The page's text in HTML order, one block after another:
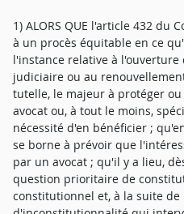
1) ALORS QUE l'article 432 du
à un procès équitable en ce
l'instance relative à
judiciaire ou au
tutelle, le majeur à protéger
avocat ou, à tout le moins,
nécessité d'en bénéficier ;
se borne à prévoir que
par un avocat ; qu'il y a lieu,
question prioritaire de
constitutionnel et, à la suite de